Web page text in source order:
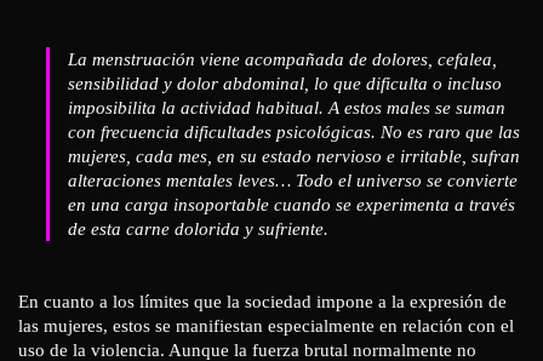
La menstruación viene acompañada de dolores, cefalea,
sensibilidad y dolor abdominal, lo que dificulta o incluso
imposibilita la actividad habitual. A estos males se suman
con frecuencia dificultades psicológicas. No es raro que las
mujeres, cada mes, en su estado nervioso e irritable, sufran
alteraciones mentales leves… Todo el universo se convierte
en una carga insoportable cuando se experimenta a través
de esta carne dolorida y sufriente.
En cuanto a los límites que la sociedad impone a la expresión de
las mujeres, estos se manifiestan especialmente en relación con el
uso de la violencia. Aunque la fuerza brutal normalmente no